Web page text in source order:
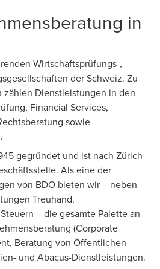
in
Wirtschaftsprüfungs-,
der Schweiz. Zu
zählen Dienstleistungen in den
Financial Services,
sowie
gegründet und ist nach Zürich
Als eine der
von BDO bieten wir – neben
Treuhand,
– die gesamte Palette an
(Corporate
Beratung von Öffentlichen
und Abacus-Dienstleistungen.